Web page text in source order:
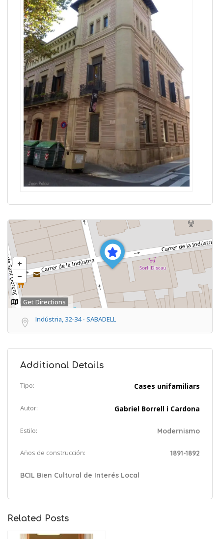
Get Directions
Indústria, 32-34 - SABADELL
Additional Details
Tipo: Cases unifamiliars
Autor: Gabriel Borrell i Cardona
Estilo: Modernismo
Años de construcción: 1891-1892
BCIL Bien Cultural de Interés Local
Related Posts